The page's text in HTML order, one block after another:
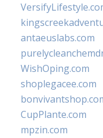
antaeuslabs.com
WishOping.com
shoplegacee.com
CupPlante.com
mpzin.com